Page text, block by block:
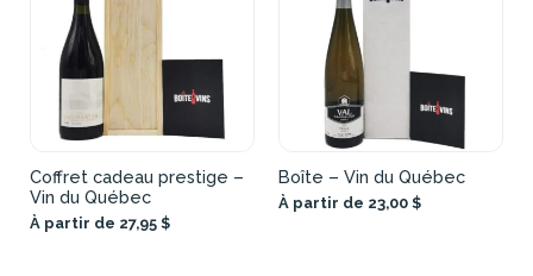
Coffret cadeau prestige –
Vin du Québec
À partir de 27,95 $
Boîte – Vin du Québec
À partir de 23,00 $